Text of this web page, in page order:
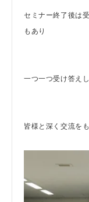
セミナー終了後は
もあり
一つ一つ受け答え
皆様と深く交流を